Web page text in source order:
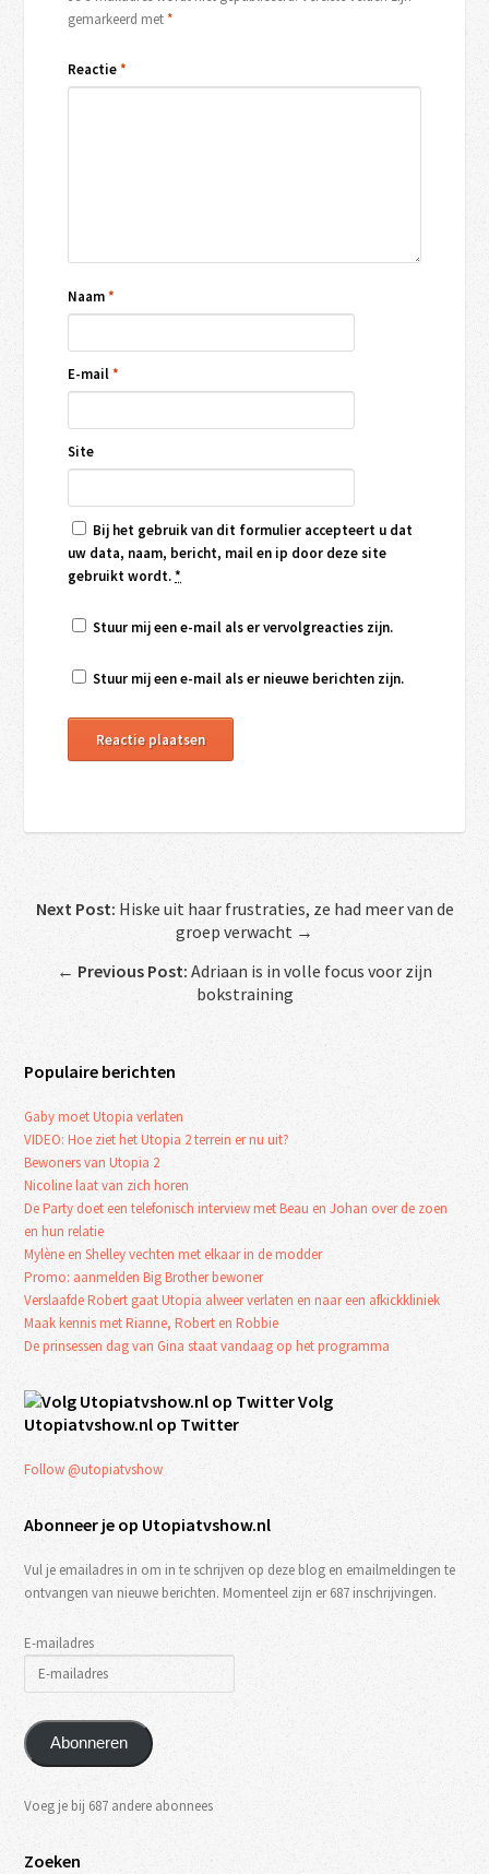
gemarkeerd met*
Reactie*
Naam*
E-mail*
Site
Bij het gebruik van dit formulier accepteert u dat
uw data, naam, bericht, mail en ip door deze site
gebruikt wordt.*
Stuur mij een e-mail als er vervolgreacties zijn.
Stuur mij een e-mail als er nieuwe berichten zijn.
Next Post: Hiske uit haar frustraties, ze had meer van de
groep verwacht →
← Previous Post: Adriaan is in volle focus voor zijn
bokstraining
Populaire berichten
Gaby moet Utopia verlaten
VIDEO: Hoe ziet het Utopia 2 terrein er nu uit?
Bewoners van Utopia 2
Nicoline laat van zich horen
De Party doet een telefonisch interview met Beau en Johan over de zoen
en hun relatie
Mylène en Shelley vechten met elkaar in de modder
Promo: aanmelden Big Brother bewoner
Verslaafde Robert gaat Utopia alweer verlaten en naar een afkickkliniek
Maak kennis met Rianne, Robert en Robbie
De prinsessen dag van Gina staat vandaag op het programma
Volg
Utopiatvshow.nl op Twitter
Follow @utopiatvshow
Abonneer je op Utopiatvshow.nl
Vul je emailadres in om in te schrijven op deze blog en emailmeldingen te
ontvangen van nieuwe berichten. Momenteel zijn er 687 inschrijvingen.
E-mailadres
Abonneren
Voeg je bij 687 andere abonnees
Zoeken